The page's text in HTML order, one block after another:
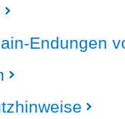
Endungen